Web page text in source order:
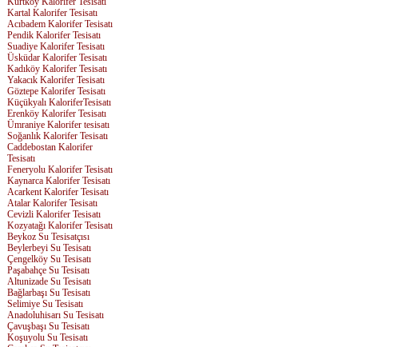
Kartal Kalorifer Tesisatı
Acıbadem Kalorifer Tesisatı
Pendik Kalorifer Tesisatı
Suadiye Kalorifer Tesisatı
Üsküdar Kalorifer Tesisatı
Kadıköy Kalorifer Tesisatı
Yakacık Kalorifer Tesisatı
Göztepe Kalorifer Tesisatı
Küçükyalı KaloriferTesisatı
Erenköy Kalorifer Tesisatı
Ümraniye Kalorifer tesisatı
Soğanlık Kalorifer Tesisatı
Caddebostan Kalorifer
Tesisatı
Feneryolu Kalorifer Tesisatı
Kaynarca Kalorifer Tesisatı
Acarkent Kalorifer Tesisatı
Atalar Kalorifer Tesisatı
Cevizli Kalorifer Tesisatı
Kozyatağı Kalorifer Tesisatı
Beykoz Su Tesisatçısı
Beylerbeyi Su Tesisatı
Çengelköy Su Tesisatı
Paşabahçe Su Tesisatı
Altunizade Su Tesisatı
Bağlarbaşı Su Tesisatı
Selimiye Su Tesisatı
Anadoluhisarı Su Tesisatı
Çavuşbaşı Su Tesisatı
Koşuyolu Su Tesisatı